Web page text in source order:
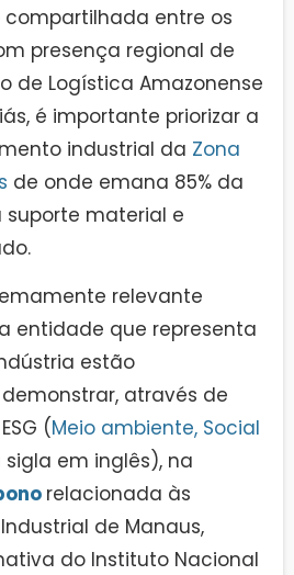
entre os
presença regional de
de Logística Amazonense
é importante priorizar a
industrial da Zona
de onde emana 85% da
material e
relevante
entidade que representa
estão
através de
(Meio ambiente, Social
sigla em inglês), na
relacionada às
de Manaus,
do Instituto Nacional